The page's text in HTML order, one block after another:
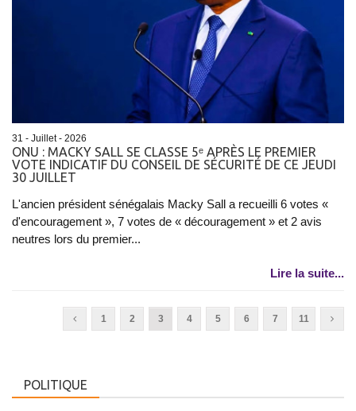
31 - Juillet - 2026
ONU : MACKY SALL SE CLASSE 5ᵉ APRÈS LE PREMIER
VOTE INDICATIF DU CONSEIL DE SÉCURITÉ DE CE JEUDI
30 JUILLET
L'ancien président sénégalais Macky Sall a recueilli 6 votes «
d'encouragement », 7 votes de « découragement » et 2 avis
neutres lors du premier...
Lire la suite...
1 2 3 4 5 6 7 11
POLITIQUE